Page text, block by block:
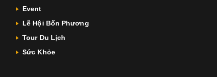
Event
Lễ Hội Bốn Phương
Tour Du Lịch
Sức Khỏe